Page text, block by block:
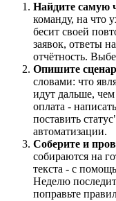
Найдите самую
команду, на что
бесит своей
заявок, ответы
отчётность.
Опишите
словами: что
идут дальше,
оплата -
поставить
автоматизации.
Соберите и
собираются на
текста - с
Неделю
поправьте